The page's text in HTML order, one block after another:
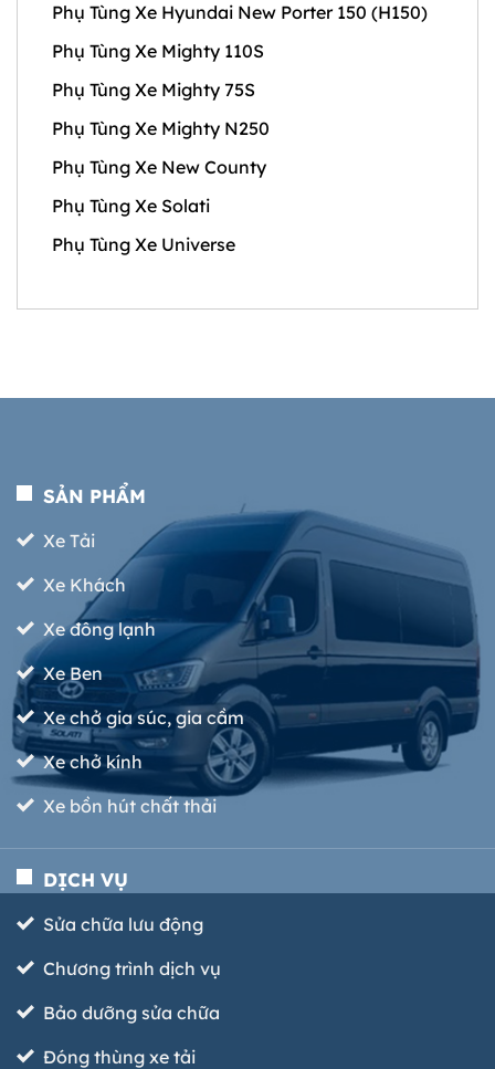
Phụ Tùng Xe Hyundai New Porter 150 (H150)
Phụ Tùng Xe Mighty 110S
Phụ Tùng Xe Mighty 75S
Phụ Tùng Xe Mighty N250
Phụ Tùng Xe New County
Phụ Tùng Xe Solati
Phụ Tùng Xe Universe
SẢN PHẨM
Xe Tải
Xe Khách
Xe đông lạnh
Xe Ben
Xe chở gia súc, gia cầm
Xe chở kính
Xe bồn hút chất thải
DỊCH VỤ
Sửa chữa lưu động
Chương trình dịch vụ
Bảo dưỡng sửa chữa
Đóng thùng xe tải